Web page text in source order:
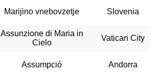
Marijino vnebovzetje Slovenia
Assunzione di Maria in
Cielo
Vatican City
Assumpció Andorra